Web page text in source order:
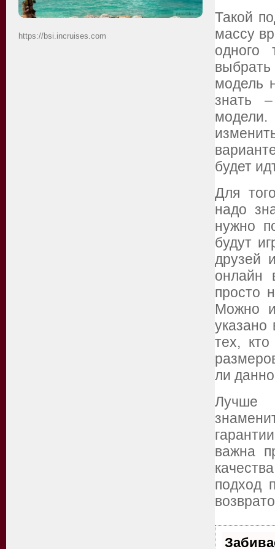
Такой
массу
одного
модель
знать
модели.
будет
Для
надо
нужно
будут
друзей
онлайн
просто
Можно
указано
тех,
ли
Лучше
важна
подход
https://bsi.incruises.com